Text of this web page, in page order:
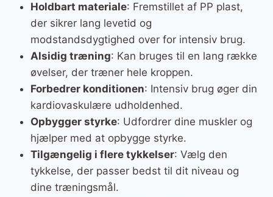
Holdbart materiale: Fremstillet af PP plast,
der sikrer lang levetid og
modstandsdygtighed over for intensiv brug.
Alsidig træning: Kan bruges til en lang række
øvelser, der træner hele kroppen.
Forbedrer konditionen: Intensiv brug øger din
kardiovaskulære udholdenhed.
Opbygger styrke: Udfordrer dine muskler og
hjælper med at opbygge styrke.
Tilgængelig i flere tykkelser: Vælg den
tykkelse, der passer bedst til dit niveau og
dine træningsmål.